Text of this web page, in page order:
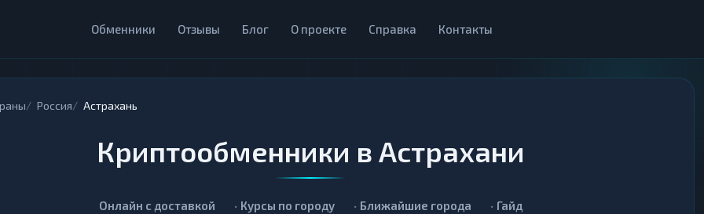
Обменники Отзывы Блог О проекте Справка Контакты
Россия Астрахань
Криптообменники в Астрахани
Онлайн с доставкой Курсы по городу Ближайшие города Гайд